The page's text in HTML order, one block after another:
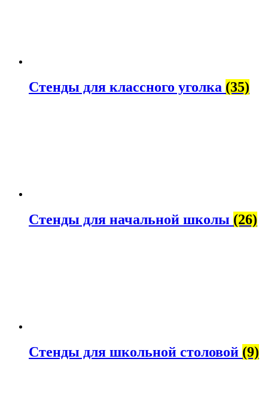
Стенды для классного уголка (35)
Стенды для начальной школы (26)
Стенды для школьной столовой (9)